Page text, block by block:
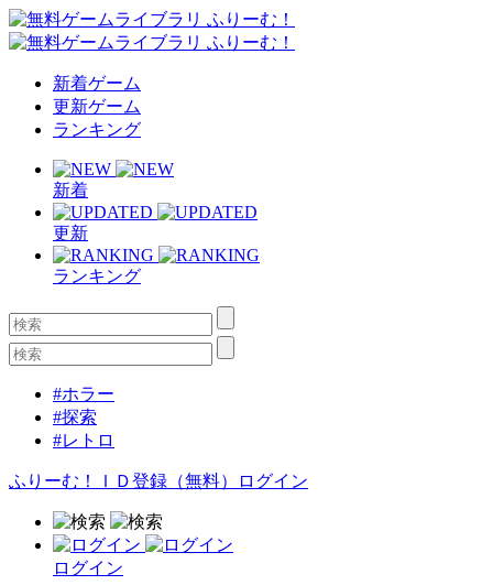
新着ゲーム
更新ゲーム
ランキング
新着
更新
ランキング
#ホラー
#探索
#レトロ
ふりーむ！ＩＤ登録（無料） ログイン
ログイン